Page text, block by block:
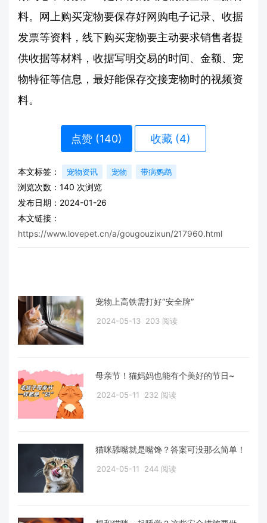
料。网上购买宠物要保存好网购电子记录、收据
发票等资料，线下购买宠物要主动要求销售者提
供收据等材料，收据写明交易的时间、金额、宠
物特征等信息，最好能保存交接宠物时的视频资
料。
点赞 (140) 收藏 (4)
本文标签： 宠物资讯 宠物 带病鹦鹉
浏览次数： 140 次浏览
发布日期：2024-01-26
本文链接：
https://www.lovepet.cn/a/gougouzixun/217960.html
宠物上高铁需打好“安全牌”
2024-05-13 203 阅读
母亲节！猫妈妈也能有个美好的节日~
2024-05-11 232 阅读
猫咪舔嘴就是嘴馋？答案可没那么简单！
2024-05-11 244 阅读